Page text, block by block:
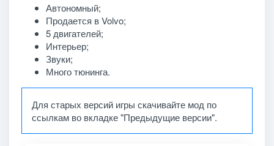
Автономный;
Продается в Volvo;
5 двигателей;
Интерьер;
Звуки;
Много тюнинга.
Для старых версий игры скачивайте мод по
ссылкам во вкладке "Предыдущие версии".